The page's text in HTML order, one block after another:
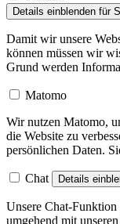
Details einblenden für
Damit wir unsere
können müssen wir
Grund werden
Matomo
Wir nutzen Matomo,
die Website zu
persönlichen Daten.
Chat Details
Unsere Chat-
umgehend mit